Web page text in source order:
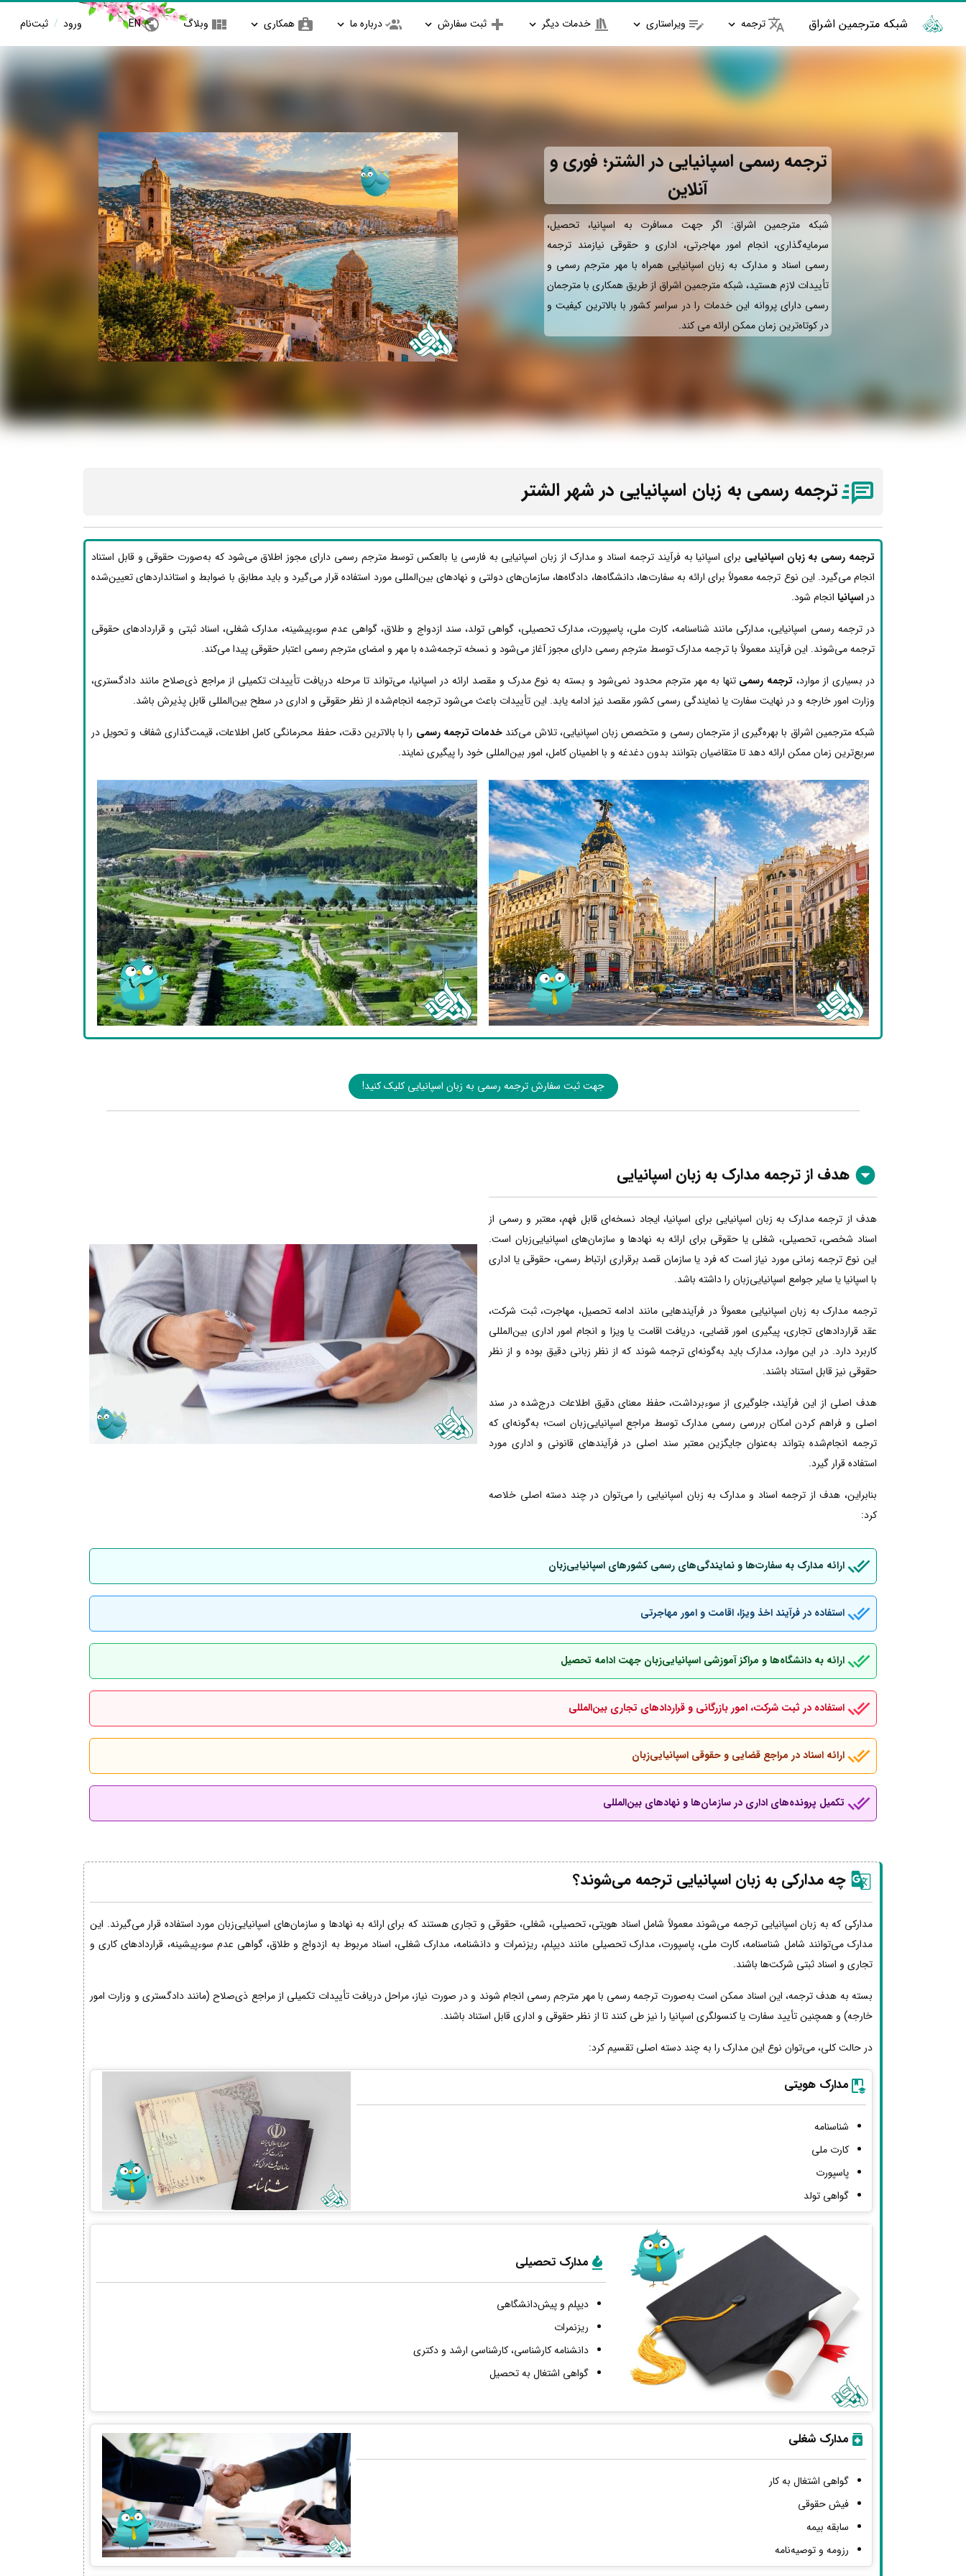
شبکه مترجمین اشراق ترجمه ویراستاری خدمات دیگر ثبت سفارش درباره ما همکاری وبلاگ EN ورود / ثبت‌نام
ترجمه رسمی اسپانیایی در الشتر؛ فوری و
آنلاین
شبکه مترجمین اشراق: اگر جهت مسافرت به اسپانیا، تحصیل،
سرمایه‌گذاری، انجام امور مهاجرتی، اداری و حقوقی نیازمند ترجمه
رسمی اسناد و مدارک به زبان اسپانیایی همراه با مهر مترجم رسمی و
تأییدات لازم هستید، شبکه مترجمین اشراق از طریق همکاری با مترجمان
رسمی دارای پروانه این خدمات را در سراسر کشور با بالاترین کیفیت و
در کوتاه‌ترین زمان ممکن ارائه می‌ کند.
ترجمه رسمی به زبان اسپانیایی در شهر الشتر
ترجمه رسمی به زبان اسپانیایی برای اسپانیا به فرآیند ترجمه اسناد و مدارک از زبان اسپانیایی به فارسی یا بالعکس توسط مترجم رسمی دارای مجوز اطلاق می‌شود که به‌صورت حقوقی و قابل استناد
انجام می‌گیرد. این نوع ترجمه معمولاً برای ارائه به سفارت‌ها، دانشگاه‌ها، دادگاه‌ها، سازمان‌های دولتی و نهادهای بین‌المللی مورد استفاده قرار می‌گیرد و باید مطابق با ضوابط و استانداردهای تعیین‌شده
در اسپانیا انجام شود.
در ترجمه رسمی اسپانیایی، مدارکی مانند شناسنامه، کارت ملی، پاسپورت، مدارک تحصیلی، گواهی تولد، سند ازدواج و طلاق، گواهی عدم سوءپیشینه، مدارک شغلی، اسناد ثبتی و قراردادهای حقوقی
ترجمه می‌شوند. این فرآیند معمولاً با ترجمه مدارک توسط مترجم رسمی دارای مجوز آغاز می‌شود و نسخه ترجمه‌شده با مهر و امضای مترجم رسمی اعتبار حقوقی پیدا می‌کند.
در بسیاری از موارد، ترجمه رسمی تنها به مهر مترجم محدود نمی‌شود و بسته به نوع مدرک و مقصد ارائه در اسپانیا، می‌تواند تا مرحله دریافت تأییدات تکمیلی از مراجع ذی‌صلاح مانند دادگستری،
وزارت امور خارجه و در نهایت سفارت یا نمایندگی رسمی کشور مقصد نیز ادامه یابد. این تأییدات باعث می‌شود ترجمه انجام‌شده از نظر حقوقی و اداری در سطح بین‌المللی قابل پذیرش باشد.
شبکه مترجمین اشراق با بهره‌گیری از مترجمان رسمی و متخصص زبان اسپانیایی، تلاش می‌کند خدمات ترجمه رسمی را با بالاترین دقت، حفظ محرمانگی کامل اطلاعات، قیمت‌گذاری شفاف و تحویل در
سریع‌ترین زمان ممکن ارائه دهد تا متقاضیان بتوانند بدون دغدغه و با اطمینان کامل، امور بین‌المللی خود را پیگیری نمایند.
جهت ثبت سفارش ترجمه رسمی به زبان اسپانیایی کلیک کنید!
هدف از ترجمه مدارک به زبان اسپانیایی
هدف از ترجمه مدارک به زبان اسپانیایی برای اسپانیا، ایجاد نسخه‌ای قابل فهم، معتبر و رسمی از
اسناد شخصی، تحصیلی، شغلی یا حقوقی برای ارائه به نهادها و سازمان‌های اسپانیایی‌زبان است.
این نوع ترجمه زمانی مورد نیاز است که فرد یا سازمان قصد برقراری ارتباط رسمی، حقوقی یا اداری
با اسپانیا یا سایر جوامع اسپانیایی‌زبان را داشته باشد.
ترجمه مدارک به زبان اسپانیایی معمولاً در فرآیندهایی مانند ادامه تحصیل، مهاجرت، ثبت شرکت،
عقد قراردادهای تجاری، پیگیری امور قضایی، دریافت اقامت یا ویزا و انجام امور اداری بین‌المللی
کاربرد دارد. در این موارد، مدارک باید به‌گونه‌ای ترجمه شوند که از نظر زبانی دقیق بوده و از نظر
حقوقی نیز قابل استناد باشند.
هدف اصلی از این فرآیند، جلوگیری از سوءبرداشت، حفظ معنای دقیق اطلاعات درج‌شده در سند
اصلی و فراهم کردن امکان بررسی رسمی مدارک توسط مراجع اسپانیایی‌زبان است؛ به‌گونه‌ای که
ترجمه انجام‌شده بتواند به‌عنوان جایگزین معتبر سند اصلی در فرآیندهای قانونی و اداری مورد
استفاده قرار گیرد.
بنابراین، هدف از ترجمه اسناد و مدارک به زبان اسپانیایی را می‌توان در چند دسته اصلی خلاصه
کرد:
ارائه مدارک به سفارت‌ها و نمایندگی‌های رسمی کشورهای اسپانیایی‌زبان
استفاده در فرآیند اخذ ویزا، اقامت و امور مهاجرتی
ارائه به دانشگاه‌ها و مراکز آموزشی اسپانیایی‌زبان جهت ادامه تحصیل
استفاده در ثبت شرکت، امور بازرگانی و قراردادهای تجاری بین‌المللی
ارائه اسناد در مراجع قضایی و حقوقی اسپانیایی‌زبان
تکمیل پرونده‌های اداری در سازمان‌ها و نهادهای بین‌المللی
چه مدارکی به زبان اسپانیایی ترجمه می‌شوند؟
مدارکی که به زبان اسپانیایی ترجمه می‌شوند معمولاً شامل اسناد هویتی، تحصیلی، شغلی، حقوقی و تجاری هستند که برای ارائه به نهادها و سازمان‌های اسپانیایی‌زبان مورد استفاده قرار می‌گیرند. این
مدارک می‌توانند شامل شناسنامه، کارت ملی، پاسپورت، مدارک تحصیلی مانند دیپلم، ریزنمرات و دانشنامه، مدارک شغلی، اسناد مربوط به ازدواج و طلاق، گواهی عدم سوءپیشینه، قراردادهای کاری و
تجاری و اسناد ثبتی شرکت‌ها باشند.
بسته به هدف ترجمه، این اسناد ممکن است به‌صورت ترجمه رسمی با مهر مترجم رسمی انجام شوند و در صورت نیاز، مراحل دریافت تأییدات تکمیلی از مراجع ذی‌صلاح (مانند دادگستری و وزارت امور
خارجه) و همچنین تأیید سفارت یا کنسولگری اسپانیا را نیز طی کنند تا از نظر حقوقی و اداری قابل استناد باشند.
در حالت کلی، می‌توان نوع این مدارک را به چند دسته اصلی تقسیم کرد:
مدارک هویتی
شناسنامه
کارت ملی
پاسپورت
گواهی تولد
مدارک تحصیلی
دیپلم و پیش‌دانشگاهی
ریزنمرات
دانشنامه کارشناسی، کارشناسی ارشد و دکتری
گواهی اشتغال به تحصیل
مدارک شغلی
گواهی اشتغال به کار
فیش حقوقی
سابقه بیمه
رزومه و توصیه‌نامه